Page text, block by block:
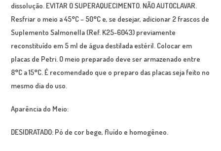
dissolução. EVITAR O SUPERAQUECIMENTO. NÃO AUTOCLAVAR.
Resfriar o meio a 45°C – 50°C e, se desejar, adicionar 2 frascos de
SuplementoSalmonella (Ref. K25-6043) previamente
reconstituído em 5 ml de água destilada estéril. Colocar em
placas de Petri. O meio preparado deve ser armazenado entre
8°C a 15°C. É recomendado que o preparo das placas seja feito no
mesmo dia do uso.
Aparência do Meio:
DESIDRATADO: Pó de cor bege, fluído e homogêneo.